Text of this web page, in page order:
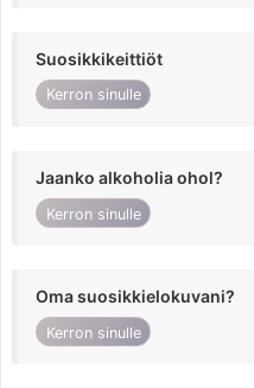
Suosikkikeittiöt
Kerron sinulle
Jaanko alkoholia ohol?
Kerron sinulle
Oma suosikkielokuvani?
Kerron sinulle